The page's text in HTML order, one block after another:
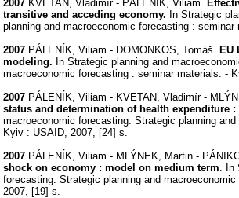
2007 KVETAN, Vladimír - PÁLENÍK, Viliam.
transitive and acceding economy. In Strategic
planning and macroeconomic forecasting :
2007 PÁLENÍK, Viliam - DOMONKOS, Tomáš. EU
modeling. In Strategic planning and
macroeconomic forecasting : seminar materials. -
2007 PÁLENÍK, Viliam - KVETAN, Vladimír -
status and determination of health expenditure
macroeconomic forecasting. Strategic planning
Kyiv : USAID, 2007, [24] s.
2007 PÁLENÍK, Viliam - MLÝNEK, Martin -
shock on economy : model on medium term. In
forecasting. Strategic planning and
2007, [19] s.